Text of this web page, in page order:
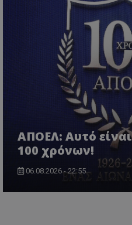
ΑΠΟΕΛ: Αυτό
100 χρόνων!
06.08.2026 - 22:55